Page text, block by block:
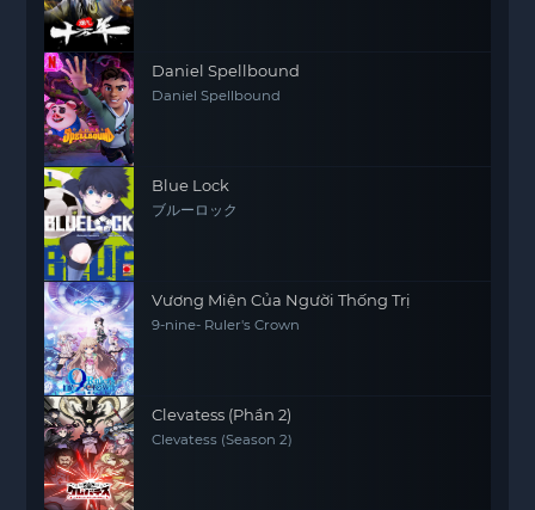
Daniel Spellbound
Daniel Spellbound
Blue Lock
ブルーロック
Vương Miện Của Người Thống Trị
9-nine- Ruler's Crown
Clevatess (Phần 2)
Clevatess (Season 2)